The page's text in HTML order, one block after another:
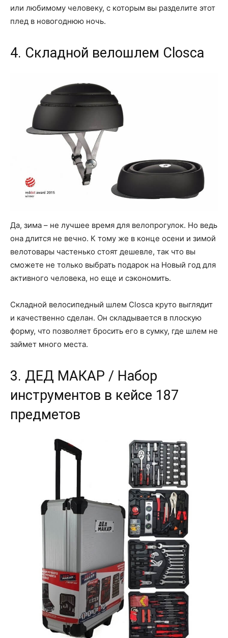
или любимому человеку, с которым вы разделите этот
плед в новогоднюю ночь.
4. Складной велошлем Closca
Да, зима – не лучшее время для велопрогулок. Но ведь
она длится не вечно. К тому же в конце осени и зимой
велотовары частенько стоят дешевле, так что вы
сможете не только выбрать подарок на Новый год для
активного человека, но еще и сэкономить.
Складной велосипедный шлем Closca круто выглядит
и качественно сделан. Он складывается в плоскую
форму, что позволяет бросить его в сумку, где шлем не
займет много места.
3. ДЕД МАКАР / Набор
инструментов в кейсе 187
предметов